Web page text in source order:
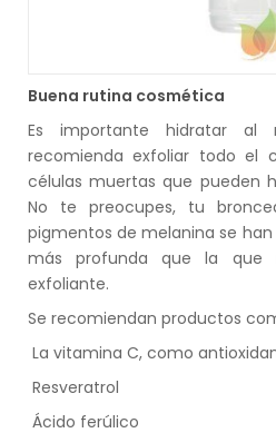
Buena rutina cosmética
Es importante hidratar
recomienda exfoliar todo el
células muertas que pueden
No te preocupes, tu
pigmentos de melanina se
más profunda que la que
exfoliante.
Se recomiendan productos
La vitamina C, como
Resveratrol
Ácido ferúlico